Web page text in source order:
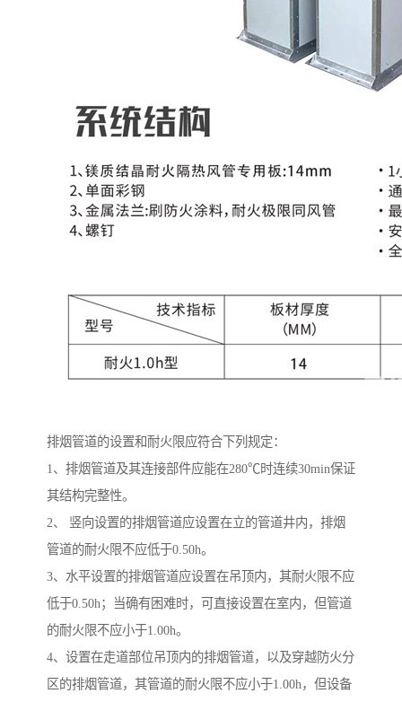
排烟管道的设置和耐火限应符合下列规定：
1、排烟管道及其连接部件应能在280℃时连续30min保证
其结构完整性。
2、 竖向设置的排烟管道应设置在立的管道井内，排烟
管道的耐火限不应低于0.50h。
3、水平设置的排烟管道应设置在吊顶内，其耐火限不应
低于0.50h；当确有困难时，可直接设置在室内，但管道
的耐火限不应小于1.00h。
4、设置在走道部位吊顶内的排烟管道，以及穿越防火分
区的排烟管道，其管道的耐火限不应小于1.00h，但设备